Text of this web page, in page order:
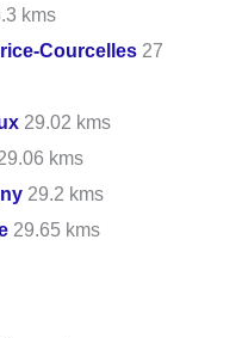
kms
Courcelles 27
29.02 kms
kms
29.2 kms
29.65 kms